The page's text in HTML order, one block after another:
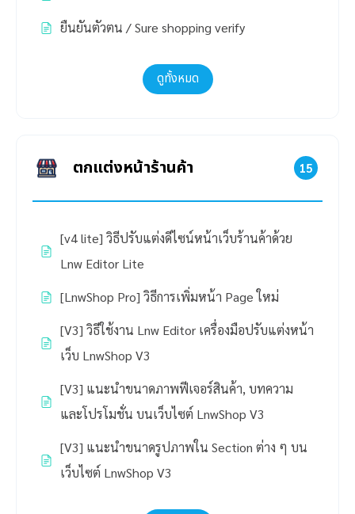
ยืนยันตัวตน / Sure shopping verify
ดูทั้งหมด
ตกแต่งหน้าร้านค้า 15
[v4 lite] วิธีปรับแต่งดีไซน์หน้าเว็บร้านค้าด้วย
Lnw Editor Lite
[LnwShop Pro] วิธีการเพิ่มหน้า Page ใหม่
[V3] วิธีใช้งาน Lnw Editor เครื่องมือปรับแต่งหน้า
เว็บ LnwShop V3
[V3] แนะนำขนาดภาพฟีเจอร์สินค้า, บทความ
และโปรโมชั่น บนเว็บไซต์ LnwShop V3
[V3] แนะนำขนาดรูปภาพใน Section ต่าง ๆ บน
เว็บไซต์ LnwShop V3